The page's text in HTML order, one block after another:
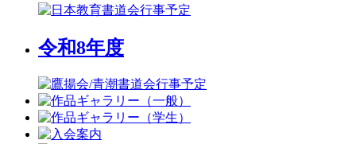
令和8年度